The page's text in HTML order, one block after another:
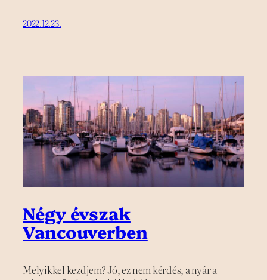
2022.12.23.
Négy évszak
Vancouverben
Melyikkel kezdjem? Jó, ez nem kérdés, a nyár a